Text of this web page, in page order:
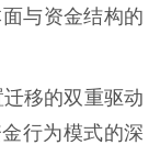
与资金结构的
移的双重驱动
行为模式的深